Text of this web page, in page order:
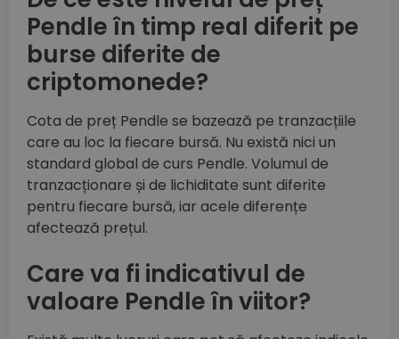
Pendle în timp real diferit pe
burse diferite de
criptomonede?
Cota de preț Pendle se bazează pe tranzacțiile
care au loc la fiecare bursă. Nu există nici un
standard global de curs Pendle. Volumul de
tranzacționare și de lichiditate sunt diferite
pentru fiecare bursă, iar acele diferențe
afectează prețul.
Care va fi indicativul de
valoare Pendle în viitor?